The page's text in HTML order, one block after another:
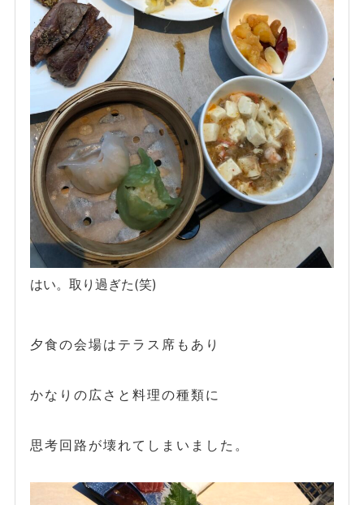
はい。取り過ぎた(笑)
夕食の会場はテラス席もあり
かなりの広さと料理の種類に
思考回路が壊れてしまいました。